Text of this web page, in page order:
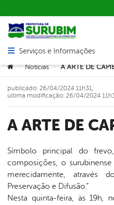
Abrir menu principal de
Serviços e Informações
Você está aqui:
> Notícias > A ARTE DE
A ARTE DE
publicado: 26/04/2024 11h31,
última modificação: 26/04/2024
Símbolo principal do
composições, o
merecidamente, através
Preservação e Difusão.”
Nesta quinta-feira, às 19h,